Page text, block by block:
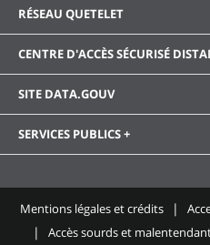
RÉSEAU QUETELET
CENTRE D'ACCÈS SÉCURISÉ
SITE DATA.GOUV
SERVICES PUBLICS +
Mentions légales et crédits
Accès sourds et